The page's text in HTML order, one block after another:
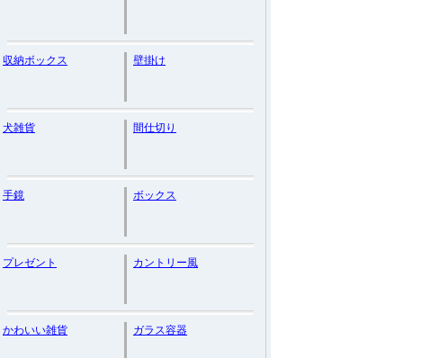
収納ボックス 壁掛け
犬雑貨 間仕切り
手鏡 ボックス
プレゼント カントリー風
かわいい雑貨 ガラス容器